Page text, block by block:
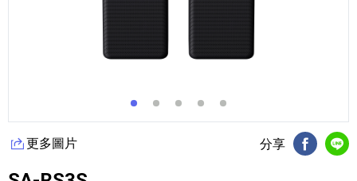
更多圖片 分享
FB分享